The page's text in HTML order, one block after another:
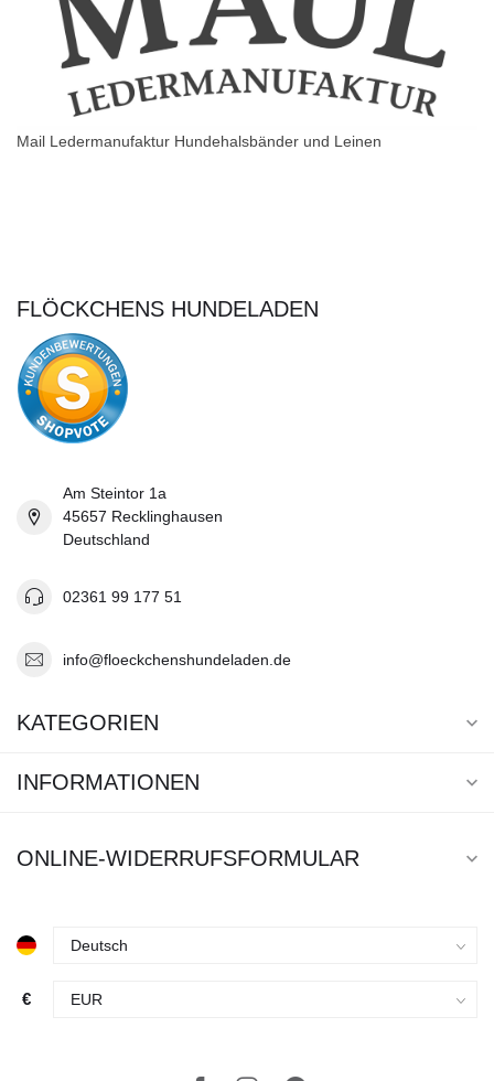
Mail Ledermanufaktur Hundehalsbänder und Leinen
FLÖCKCHENS HUNDELADEN
Am Steintor 1a
45657 Recklinghausen
Deutschland
02361 99 177 51
info@floeckchenshundeladen.de
KATEGORIEN
INFORMATIONEN
ONLINE-WIDERRUFSFORMULAR
€